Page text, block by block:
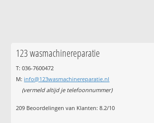
123 wasmachinereparatie
T: 036-7600472
M: info@123wasmachinereparatie.nl
(vermeld altijd je telefoonnummer)
209 Beoordelingen van Klanten:8.2/10